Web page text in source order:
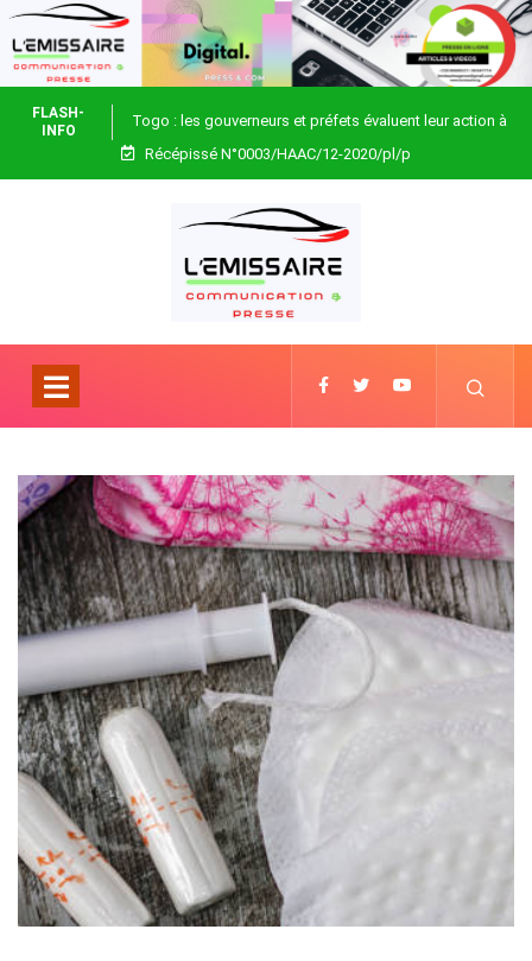
FLASH-
INFO
Togo : les gouverneurs et préfets évaluent leur action à
Blitta
Récépissé N°0003/HAAC/12-2020/pl/p